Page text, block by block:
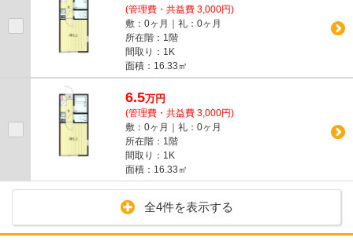
(管理費・共益費 3,000円)
敷：0ヶ月｜礼：0ヶ月
所在階：1階
間取り：1K
面積：16.33㎡
6.5万円
(管理費・共益費 3,000円)
敷：0ヶ月｜礼：0ヶ月
所在階：1階
間取り：1K
面積：16.33㎡
全4件を表示する